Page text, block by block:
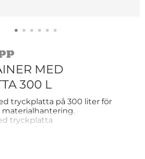
MED
300 L
tryckplatta på 300 liter för
materialhantering.
tryckplatta